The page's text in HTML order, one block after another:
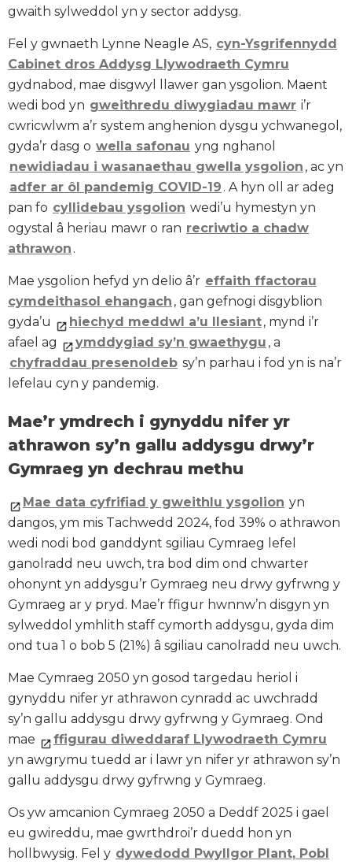
gwaith sylweddol yn y sector addysg.
Fel y gwnaeth Lynne Neagle AS, cyn-Ysgrifennydd
Cabinet dros Addysg Llywodraeth Cymru
gydnabod, mae disgwyl llawer gan ysgolion. Maent
wedi bod yn gweithredu diwygiadau mawr i’r
cwricwlwm a’r system anghenion dysgu ychwanegol,
gyda’r dasg o wella safonau yng nghanol
newidiadau i wasanaethau gwella ysgolion , ac yn
adfer ar ôl pandemig COVID-19 . A hyn oll ar adeg
pan fo cyllidebau ysgolion wedi’u hymestyn yn
ogystal â heriau mawr o ran recriwtio a chadw
athrawon .
Mae ysgolion hefyd yn delio â’r effaith ffactorau
cymdeithasol ehangach , gan gefnogi disgyblion
gyda’u
hiechyd meddwl a’u llesiant, mynd i’r
afael ag
ymddygiad sy’n gwaethygu , a
chyfraddau presenoldeb sy’n parhau i fod yn is na’r
lefelau cyn y pandemig.
Mae’r ymdrech i gynyddu nifer yr
athrawon sy’n gallu addysgu drwy’r
Gymraeg yn dechrau methu
Mae data cyfrifiad y gweithlu ysgolion yn
dangos, ym mis Tachwedd 2024, fod 39% o athrawon
wedi nodi bod ganddynt sgiliau Cymraeg lefel
ganolradd neu uwch, tra bod dim ond chwarter
ohonynt yn addysgu’r Gymraeg neu drwy gyfrwng y
Gymraeg ar y pryd. Mae’r ffigur hwnnw’n disgyn yn
sylweddol ymhlith staff cymorth addysgu, gyda dim
ond tua 1 o bob 5 (21%) â sgiliau canolradd neu uwch.
Mae Cymraeg 2050 yn gosod targedau heriol i
gynyddu nifer yr athrawon cynradd ac uwchradd
sy’n gallu addysgu drwy gyfrwng y Gymraeg. Ond
mae
ffigurau diweddaraf Llywodraeth Cymru
yn awgrymu tuedd ar i lawr yn nifer yr athrawon sy’n
gallu addysgu drwy gyfrwng y Gymraeg.
Os yw amcanion Cymraeg 2050 a Deddf 2025 i gael
eu gwireddu, mae gwrthdroi’r duedd hon yn
hollbwysig. Fel y dywedodd Pwyllgor Plant, Pobl